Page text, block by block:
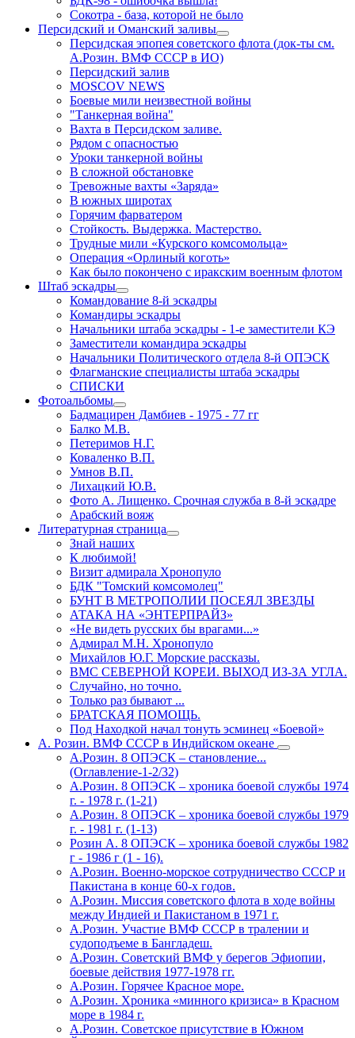
Сокотра - база, которой не было
Персидский и Оманский заливы
Персидская эпопея советского флота (док-ты см.
А.Розин. ВМФ СССР в ИО)
Персидский залив
MOSCOV NEWS
Боевые мили неизвестной войны
"Танкерная война"
Вахта в Персидском заливе.
Рядом с опасностью
Уроки танкерной войны
В сложной обстановке
Тревожные вахты «Заряда»
В южных широтах
Горячим фарватером
Стойкость. Выдержка. Мастерство.
Трудные мили «Курского комсомольца»
Операция «Орлиный коготь»
Как было покончено с иракским военным флотом
Штаб эскадры
Командование 8-й эскадры
Командиры эскадры
Начальники штаба эскадры - 1-е заместители КЭ
Заместители командира эскадры
Начальники Политического отдела 8-й ОПЭСК
Флагманские специалисты штаба эскадры
СПИСКИ
Фотоальбомы
Бадмацирен Дамбиев - 1975 - 77 гг
Балко М.В.
Петеримов Н.Г.
Коваленко В.П.
Умнов В.П.
Лихацкий Ю.В.
Фото А. Лищенко. Срочная служба в 8-й эскадре
Арабский вояж
Литературная страница
Знай наших
К любимой!
Визит адмирала Хронопуло
БДК "Томский комсомолец"
БУНТ В МЕТРОПОЛИИ ПОСЕЯЛ ЗВЕЗДЫ
АТАКА НА «ЭНТЕРПРАЙЗ»
«Не видеть русских бы врагами...»
Адмирал М.Н. Хронопуло
Михайлов Ю.Г. Морские рассказы.
ВМС СЕВЕРНОЙ КОРЕИ. ВЫХОД ИЗ-ЗА УГЛА.
Случайнo, но точно.
Только раз бывают ...
БРАТСКАЯ ПОМОЩЬ.
Под Находкой начал тонуть эсминец «Боевой»
А. Розин. ВМФ СССР в Индийском океане
А.Розин. 8 ОПЭСК – становление...
(Оглавление-1-2/32)
А.Розин. 8 ОПЭСК – хроника боевой службы 1974
г. - 1978 г. (1-21)
А.Розин. 8 ОПЭСК – хроника боевой службы 1979
г. - 1981 г. (1-13)
Розин А. 8 ОПЭСК – хроника боевой службы 1982
г - 1986 г (1 - 16).
А.Розин. Военно-морское сотрудничество СССР и
Пакистана в конце 60-х годов.
А.Розин. Миссия советского флота в ходе войны
между Индией и Пакистаном в 1971 г.
А.Розин. Участие ВМФ СССР в тралении и
судоподъеме в Бангладеш.
А.Розин. Советский ВМФ у берегов Эфиопии,
боевые действия 1977-1978 гг.
А.Розин. Горячее Красное море.
А.Розин. Хроника «минного кризиса» в Красном
море в 1984 г.
А.Розин. Советское присутствие в Южном